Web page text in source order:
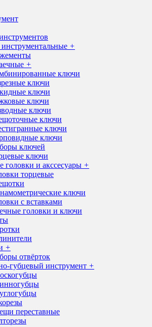
+
+
ключи
ключи
ключи
ключи
ключи
ключи
ключи
ключи
ключей
ключи
головки и акссесуары +
торцевые
ключи
с вставками
головки и ключи
+
отвёрток
губцевый инструмент +
переставные